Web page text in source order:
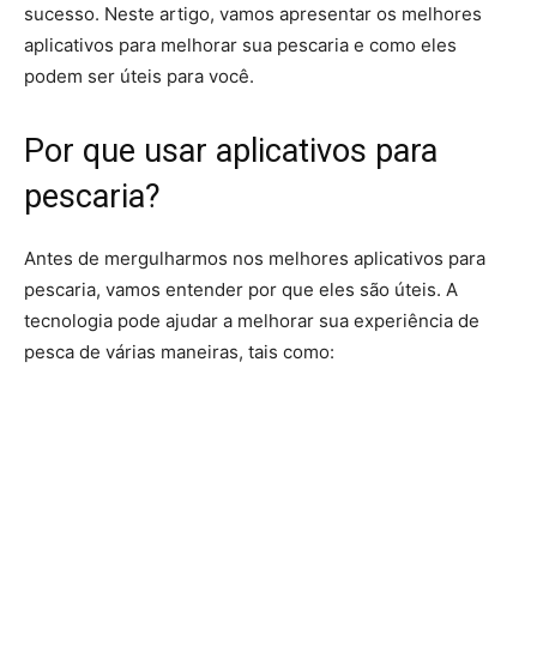
sucesso. Neste artigo, vamos apresentar os melhores
aplicativos para melhorar sua pescaria e como eles
podem ser úteis para você.
Por que usar aplicativos para
pescaria?
Antes de mergulharmos nos melhores aplicativos para
pescaria, vamos entender por que eles são úteis. A
tecnologia pode ajudar a melhorar sua experiência de
pesca de várias maneiras, tais como: